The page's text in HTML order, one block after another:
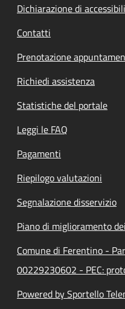
Dichiarazione di
Contatti
Prenotazione
Richiedi assistenza
Statistiche del portale
Leggi le FAQ
Pagamenti
Riepilogo valutazioni
Segnalazione disservizio
Piano di miglioramento
Comune di Ferentino -
00229230602 - PEC:
Powered by Sportello